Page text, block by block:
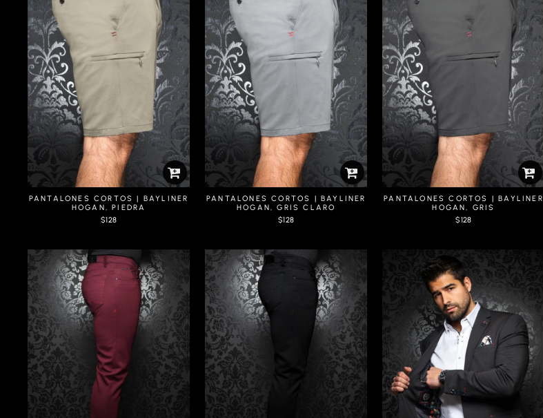
PANTALONES CORTOS | BAYLINER
HOGAN, PIEDRA
$128
PANTALONES CORTOS | BAYLINER
HOGAN, GRIS CLARO
$128
PANTALONES CORTOS | BAYLINER
HOGAN, GRIS
$128